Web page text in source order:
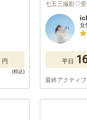
円
七五三撮影♡
女
平日
最終アクティ